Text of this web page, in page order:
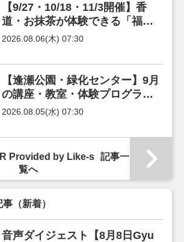
【9/27・10/18・11/3開催】香
道・お抹茶が体験できる「福島
県迎賓館」秋の特別公開
2026.08.06(木) 07:30
【逢瀬公園・緑化センター】9月
の講座・教室・体験プログラム
の受付が始まりました‼
2026.08.05(水) 07:30
Provided by Like-s
記事一
覧へ
（新着）
音声ダイジェスト【8月8日Gyu